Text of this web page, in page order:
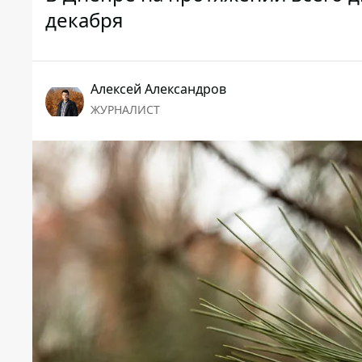
декабря
Алексей Александров
ЖУРНАЛИСТ